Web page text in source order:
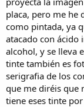
placa, pero me he
como pintada, ya
atacado con ácido
alcohol, y se lleva
tinte también es
serigrafia de los
que me diréis que
tiene eses tinte